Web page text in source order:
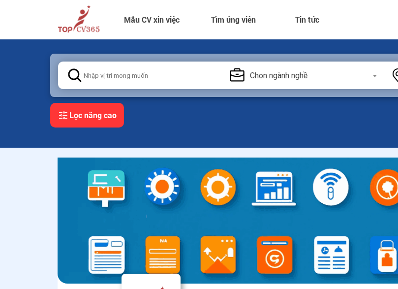
Mẫu CV xin việc Tìm ứng viên Tin tức
Chọn ngành nghề
Lọc nâng cao